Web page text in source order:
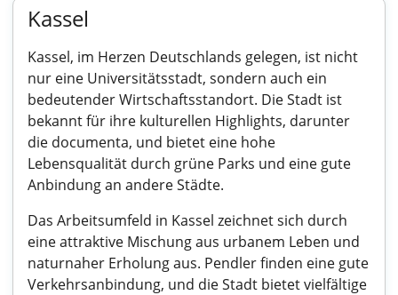
Kassel
Kassel, im Herzen Deutschlands gelegen, ist nicht
nur eine Universitätsstadt, sondern auch ein
bedeutender Wirtschaftsstandort. Die Stadt ist
bekannt für ihre kulturellen Highlights, darunter
die documenta, und bietet eine hohe
Lebensqualität durch grüne Parks und eine gute
Anbindung an andere Städte.
Das Arbeitsumfeld in Kassel zeichnet sich durch
eine attraktive Mischung aus urbanem Leben und
naturnaher Erholung aus. Pendler finden eine gute
Verkehrsanbindung, und die Stadt bietet vielfältige